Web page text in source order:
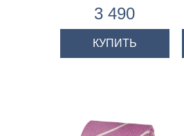
шотландского льва
3 490
КУПИТЬ